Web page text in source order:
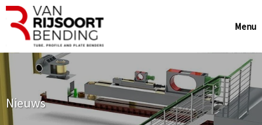
Menu
Nieuws